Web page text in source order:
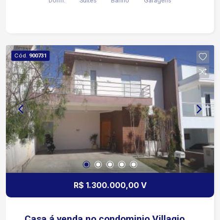
Banheiro * Piso assoalho Aceita permuta por
Cód. 900731
R$ 1.300.000,00 V